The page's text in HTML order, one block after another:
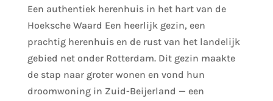
Een authentiek herenhuis in het hart van de
Hoeksche Waard Een heerlijk gezin, een
prachtig herenhuis en de rust van het landelijk
gebied net onder Rotterdam. Dit gezin maakte
de stap naar groter wonen en vond hun
droomwoning in Zuid-Beijerland — een